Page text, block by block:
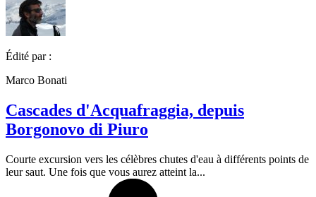
Édité par :
Marco Bonati
Cascades d'Acquafraggia, depuis
Borgonovo di Piuro
Courte excursion vers les célèbres chutes d'eau à différents points de
leur saut. Une fois que vous aurez atteint la...